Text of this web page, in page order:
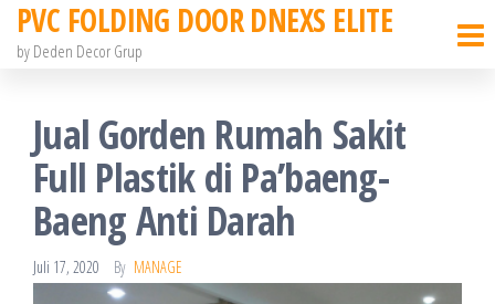
Skip
content
PVC FOLDING DOOR DNEXS ELITE
by Deden Decor Grup
Jual Gorden Rumah Sakit
Full Plastik di Pa’baeng-
Baeng Anti Darah
Juli 17, 2020 By MANAGE